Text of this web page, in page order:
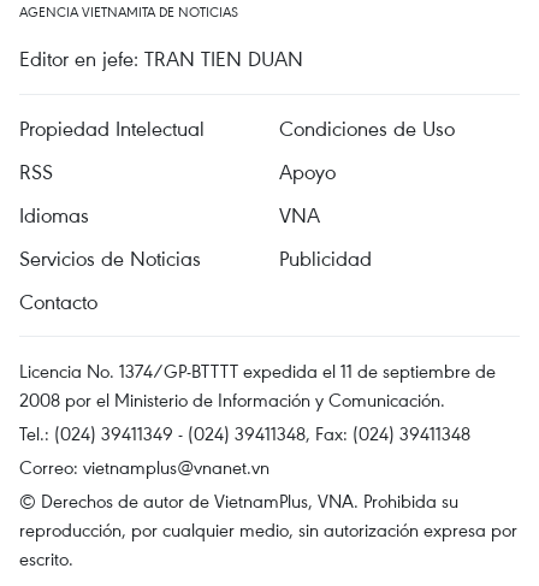
AGENCIA VIETNAMITA DE NOTICIAS
Editor en jefe: TRAN TIEN DUAN
Propiedad Intelectual
Condiciones de Uso
RSS
Apoyo
Idiomas
VNA
Servicios de Noticias
Publicidad
Contacto
Licencia No. 1374/GP-BTTTT expedida el 11 de septiembre de
2008 por el Ministerio de Información y Comunicación.
Tel.: (024) 39411349 - (024) 39411348, Fax: (024) 39411348
Correo: vietnamplus@vnanet.vn
© Derechos de autor de VietnamPlus, VNA. Prohibida su
reproducción, por cualquier medio, sin autorización expresa por
escrito.